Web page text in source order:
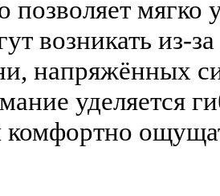
позволяет мягко
возникать из-
напряжённых
уделяется
комфортно